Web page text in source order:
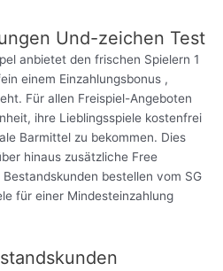
Und-zeichen Test
anbietet den frischen Spielern 1
einem Einzahlungsbonus ,
Für allen Freispiel-Angeboten
ihre Lieblingsspiele kostenfrei
Barmittel zu bekommen. Dies
hinaus zusätzliche Free
bestellen vom SG
für einer Mindesteinzahlung